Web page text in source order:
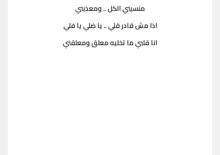
منسيني الكل .. ومعذبني
اذا مش قادر قلي .. يا ضلي يا فلي
انا قلبي ما تخليه معلق ومعلقني